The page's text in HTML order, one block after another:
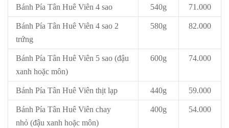
Bánh Pía Tân Huê Viên 4 sao 540g 71.000
Bánh Pía Tân Huê Viên 4 sao 2
trứng
580g 82.000
Bánh Pía Tân Huê Viên 5 sao (đậu
xanh hoặc môn)
600g 74.000
Bánh Pía Tân Huê Viên thịt lạp 440g 59.000
Bánh Pía Tân Huê Viên chay
nhỏ (đậu xanh hoặc môn)
400g 54.000